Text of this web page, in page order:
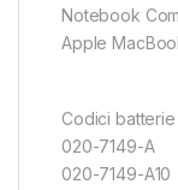
Notebook
Apple
Codici
020-7149-A
020-7149-A10